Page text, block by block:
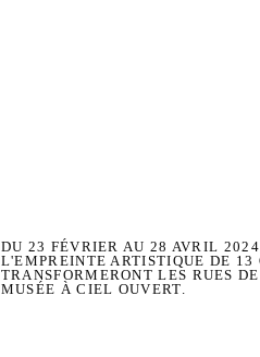
DU 23 FÉVRIER AU 28 AVRIL
L'EMPREINTE ARTISTIQUE DE
TRANSFORMERONT LES RUES
MUSÉE À CIEL OUVERT.